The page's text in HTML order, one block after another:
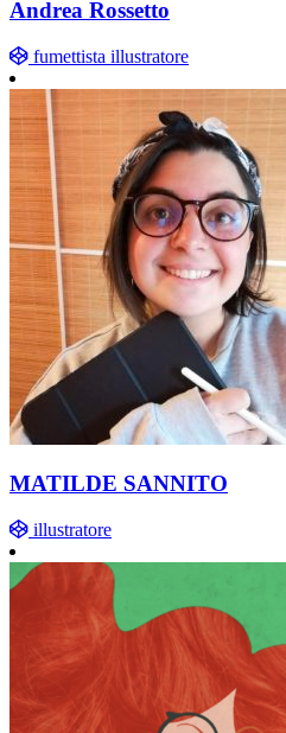
Andrea Rossetto
fumettista illustratore
MATILDE SANNITO
illustratore